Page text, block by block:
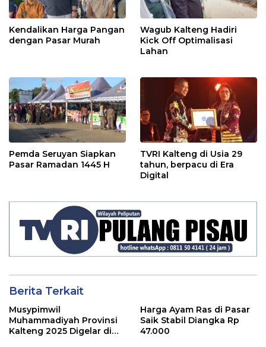
Kendalikan Harga Pangan
dengan Pasar Murah
Wagub Kalteng Hadiri
Kick Off Optimalisasi
Lahan
Pemda Seruyan Siapkan
Pasar Ramadan 1445 H
TVRI Kalteng di Usia 29
tahun, berpacu di Era
Digital
Berita Terkait
Musypimwil
Muhammadiyah Provinsi
Kalteng 2025 Digelar di
Harga Ayam Ras di Pasar
Saik Stabil Diangka Rp
47.000